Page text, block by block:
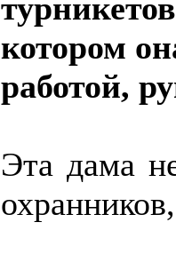
котором
работой,
Эта дама